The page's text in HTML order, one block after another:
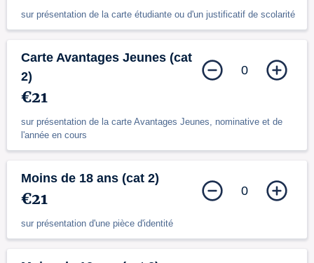
sur présentation de la carte étudiante ou d'un justificatif de scolarité
Carte Avantages Jeunes (cat
2)
€21
sur présentation de la carte Avantages Jeunes, nominative et de
l'année en cours
0
Moins de 18 ans (cat 2)
€21
sur présentation d'une pièce d'identité
0